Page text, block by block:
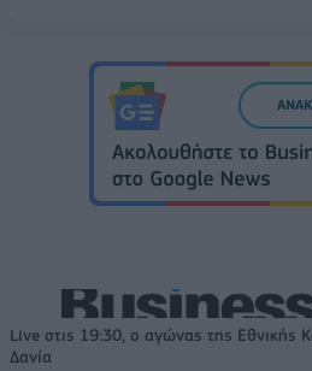
Live στις 19:30, ο αγώνας της Εθνικής
Δανία